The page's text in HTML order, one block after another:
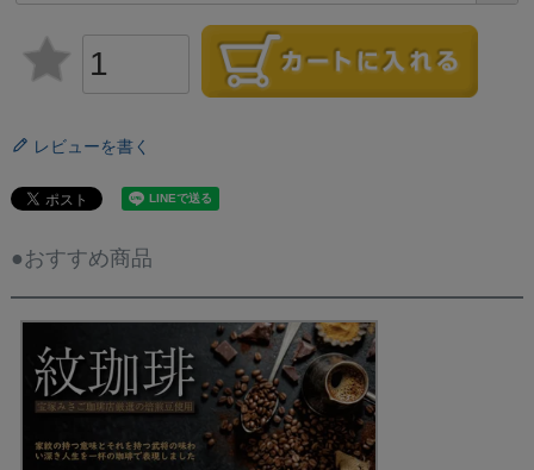
レビューを書く
●おすすめ商品